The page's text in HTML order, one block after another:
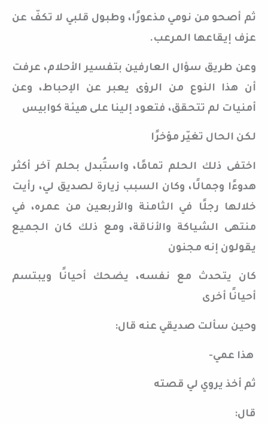
ثم أصحو من نومي مذعورًا، وطبول قلبي لا تكفّ عن
عزف إيقاعها المرعب.
وعن طريق سؤال العارفين بتفسير الأحلام، عرفت
أن هذا النوع من الرؤى يعبر عن الإحباط، وعن
أمنيات لم تتحقق، فتعود إلينا على هيئة كوابيس
لكن الحال تغيّر مؤخرًا
اختفى ذلك الحلم تمامًا، واستُبدل بحلم آخر أكثر
هدوءًا وجمالًا، وكان السبب زيارة لصديق لي، رأيت
خلالها رجلًا في الثامنة والأربعين من عمره، في
منتهى الشياكة والأناقة، ومع ذلك كان الجميع
يقولون إنه مجنون
كان يتحدث مع نفسه، يضحك أحيانًا ويبتسم
أحيانًا أخرى
وحين سألت صديقي عنه قال:
هذا عمي-
ثم أخذ يروي لي قصته
قال: